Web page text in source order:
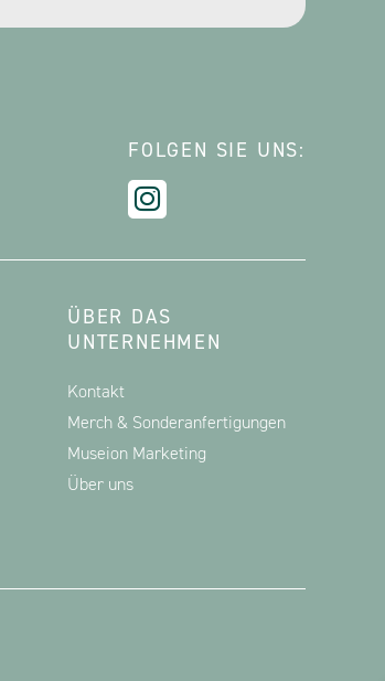
FOLGEN SIE UNS:
ÜBER DAS
UNTERNEHMEN
Kontakt
Merch & Sonderanfertigungen
Museion Marketing
Über uns